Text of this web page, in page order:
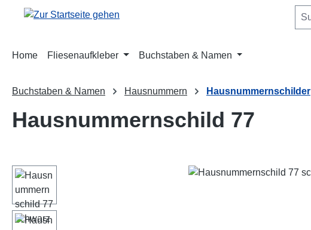
Hauptinhalt springen
Zur Suche springen
Zur Hauptnavigation springen
Home Fliesenaufkleber Buchstaben & Namen
Buchstaben & Namen Hausnummern Hausnummernschilder
Hausnummernschild 77
Bildergalerie überspringen